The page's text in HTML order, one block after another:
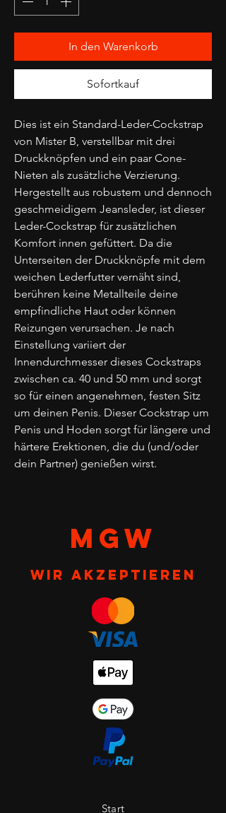
In den Warenkorb
Sofortkauf
Dies ist ein Standard-Leder-Cockstrap
von Mister B, verstellbar mit drei
Druckknöpfen und ein paar Cone-
Nieten als zusätzliche Verzierung.
Hergestellt aus robustem und dennoch
geschmeidigem Jeansleder, ist dieser
Leder-Cockstrap für zusätzlichen
Komfort innen gefüttert. Da die
Unterseiten der Druckknöpfe mit dem
weichen Lederfutter vernäht sind,
berühren keine Metallteile deine
empfindliche Haut oder können
Reizungen verursachen. Je nach
Einstellung variiert der
Innendurchmesser dieses Cockstraps
zwischen ca. 40 und 50 mm und sorgt
so für einen angenehmen, festen Sitz
um deinen Penis. Dieser Cockstrap um
Penis und Hoden sorgt für längere und
härtere Erektionen, die du (und/oder
dein Partner) genießen wirst.
MGW
Wir akzeptieren
Start